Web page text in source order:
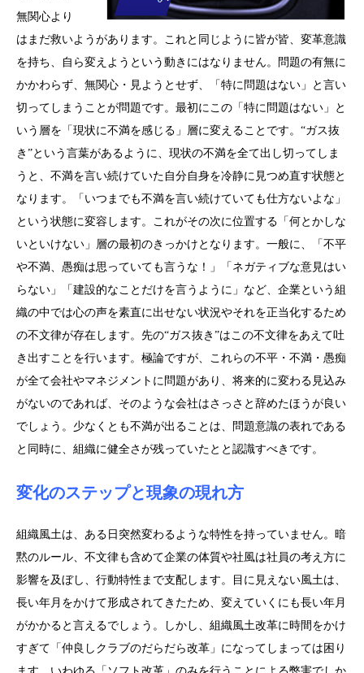
無関心より
はまだ救いようがあります。これと同じように皆が皆、変革意識
を持ち、自ら変えようという動きにはなりません。問題の有無に
かかわらず、無関心・見ようとせず、「特に問題はない」と言い
切ってしまうことが問題です。最初にこの「特に問題はない」と
いう層を「現状に不満を感じる」層に変えることです。“ガス抜
き”という言葉があるように、現状の不満を全て出し切ってしま
うと、不満を言い続けていた自分自身を冷静に見つめ直す状態と
なります。「いつまでも不満を言い続けていても仕方ないよな」
という状態に変容します。これがその次に位置する「何とかしな
いといけない」層の最初のきっかけとなります。一般に、「不平
や不満、愚痴は思っていても言うな！」「ネガティブな意見はい
らない」「建設的なことだけを言うように」など、企業という組
織の中では心の声を素直に出せない状況やそれを正当化するため
の不文律が存在します。先の“ガス抜き”はこの不文律をあえて吐
き出すことを行います。極論ですが、これらの不平・不満・愚痴
が全て会社やマネジメントに問題があり、将来的に変わる見込み
がないのであれば、そのような会社はさっさと辞めたほうが良い
でしょう。少なくとも不満が出ることは、問題意識の表れである
と同時に、組織に健全さが残っていたとと認識すべきです。
変化のステップと現象の現れ方
組織風土は、ある日突然変わるような特性を持っていません。暗
黙のルール、不文律も含めて企業の体質や社風は社員の考え方に
影響を及ぼし、行動特性まで支配します。目に見えない風土は、
長い年月をかけて形成されてきたため、変えていくにも長い年月
がかかると言えるでしょう。しかし、組織風土改革に時間をかけ
すぎて「仲良しクラブのだらだら改革」になってしまっては困り